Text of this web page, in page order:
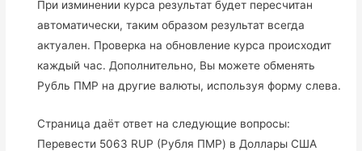
При изминении курса результат будет пересчитан
автоматически, таким образом результат всегда
актуален. Проверка на обновление курса происходит
каждый час. Дополнительно, Вы можете обменять
Рубль ПМР на другие валюты, используя форму слева.
Страница даёт ответ на следующие вопросы:
Перевести 5063 RUP (Рубля ПМР) в Доллары США